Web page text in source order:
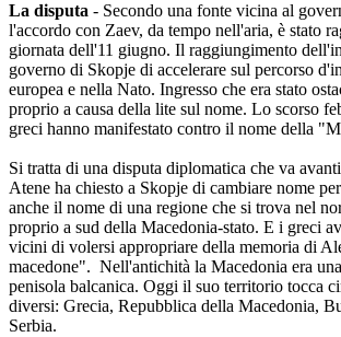
La disputa - Secondo una fonte vicina al
l'accordo con Zaev, da tempo nell'aria, è stato
giornata dell'11 giugno. Il raggiungimento
governo di Skopje di accelerare sul percorso
europea e nella Nato. Ingresso che era stato
proprio a causa della lite sul nome. Lo scorso
greci hanno manifestato contro il nome della
Si tratta di una disputa diplomatica che va
Atene ha chiesto a Skopje di cambiare nome
anche il nome di una regione che si trova nel
proprio a sud della Macedonia-stato. E i greci
vicini di volersi appropriare della memoria di
macedone". Nell'antichità la Macedonia era
penisola balcanica. Oggi il suo territorio tocca
diversi: Grecia, Repubblica della Macedonia,
Serbia.